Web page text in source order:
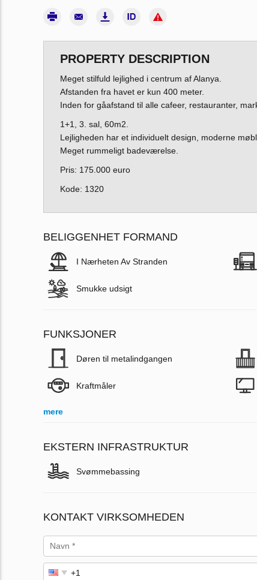
PROPERTY DESCRIPTION
Meget stilfuld lejlighed i centrum af Alanya.
Afstanden fra havet er kun 400 meter.
Inden for gåafstand til alle cafeer, restauranter,
1+1, 3. sal, 60m2.
Lejligheden har et individuelt design, moderne
Meget rummeligt badeværelse.
Pris: 175.000 euro
Kode: 1320
BELIGGENHET FORMAND
I Nærheten Av Stranden
Smukke udsigt
FUNKSJONER
Døren til metalindgangen
Kraftmåler
mere
EKSTERN INFRASTRUKTUR
Svømmebassing
KONTAKT VIRKSOMHEDEN